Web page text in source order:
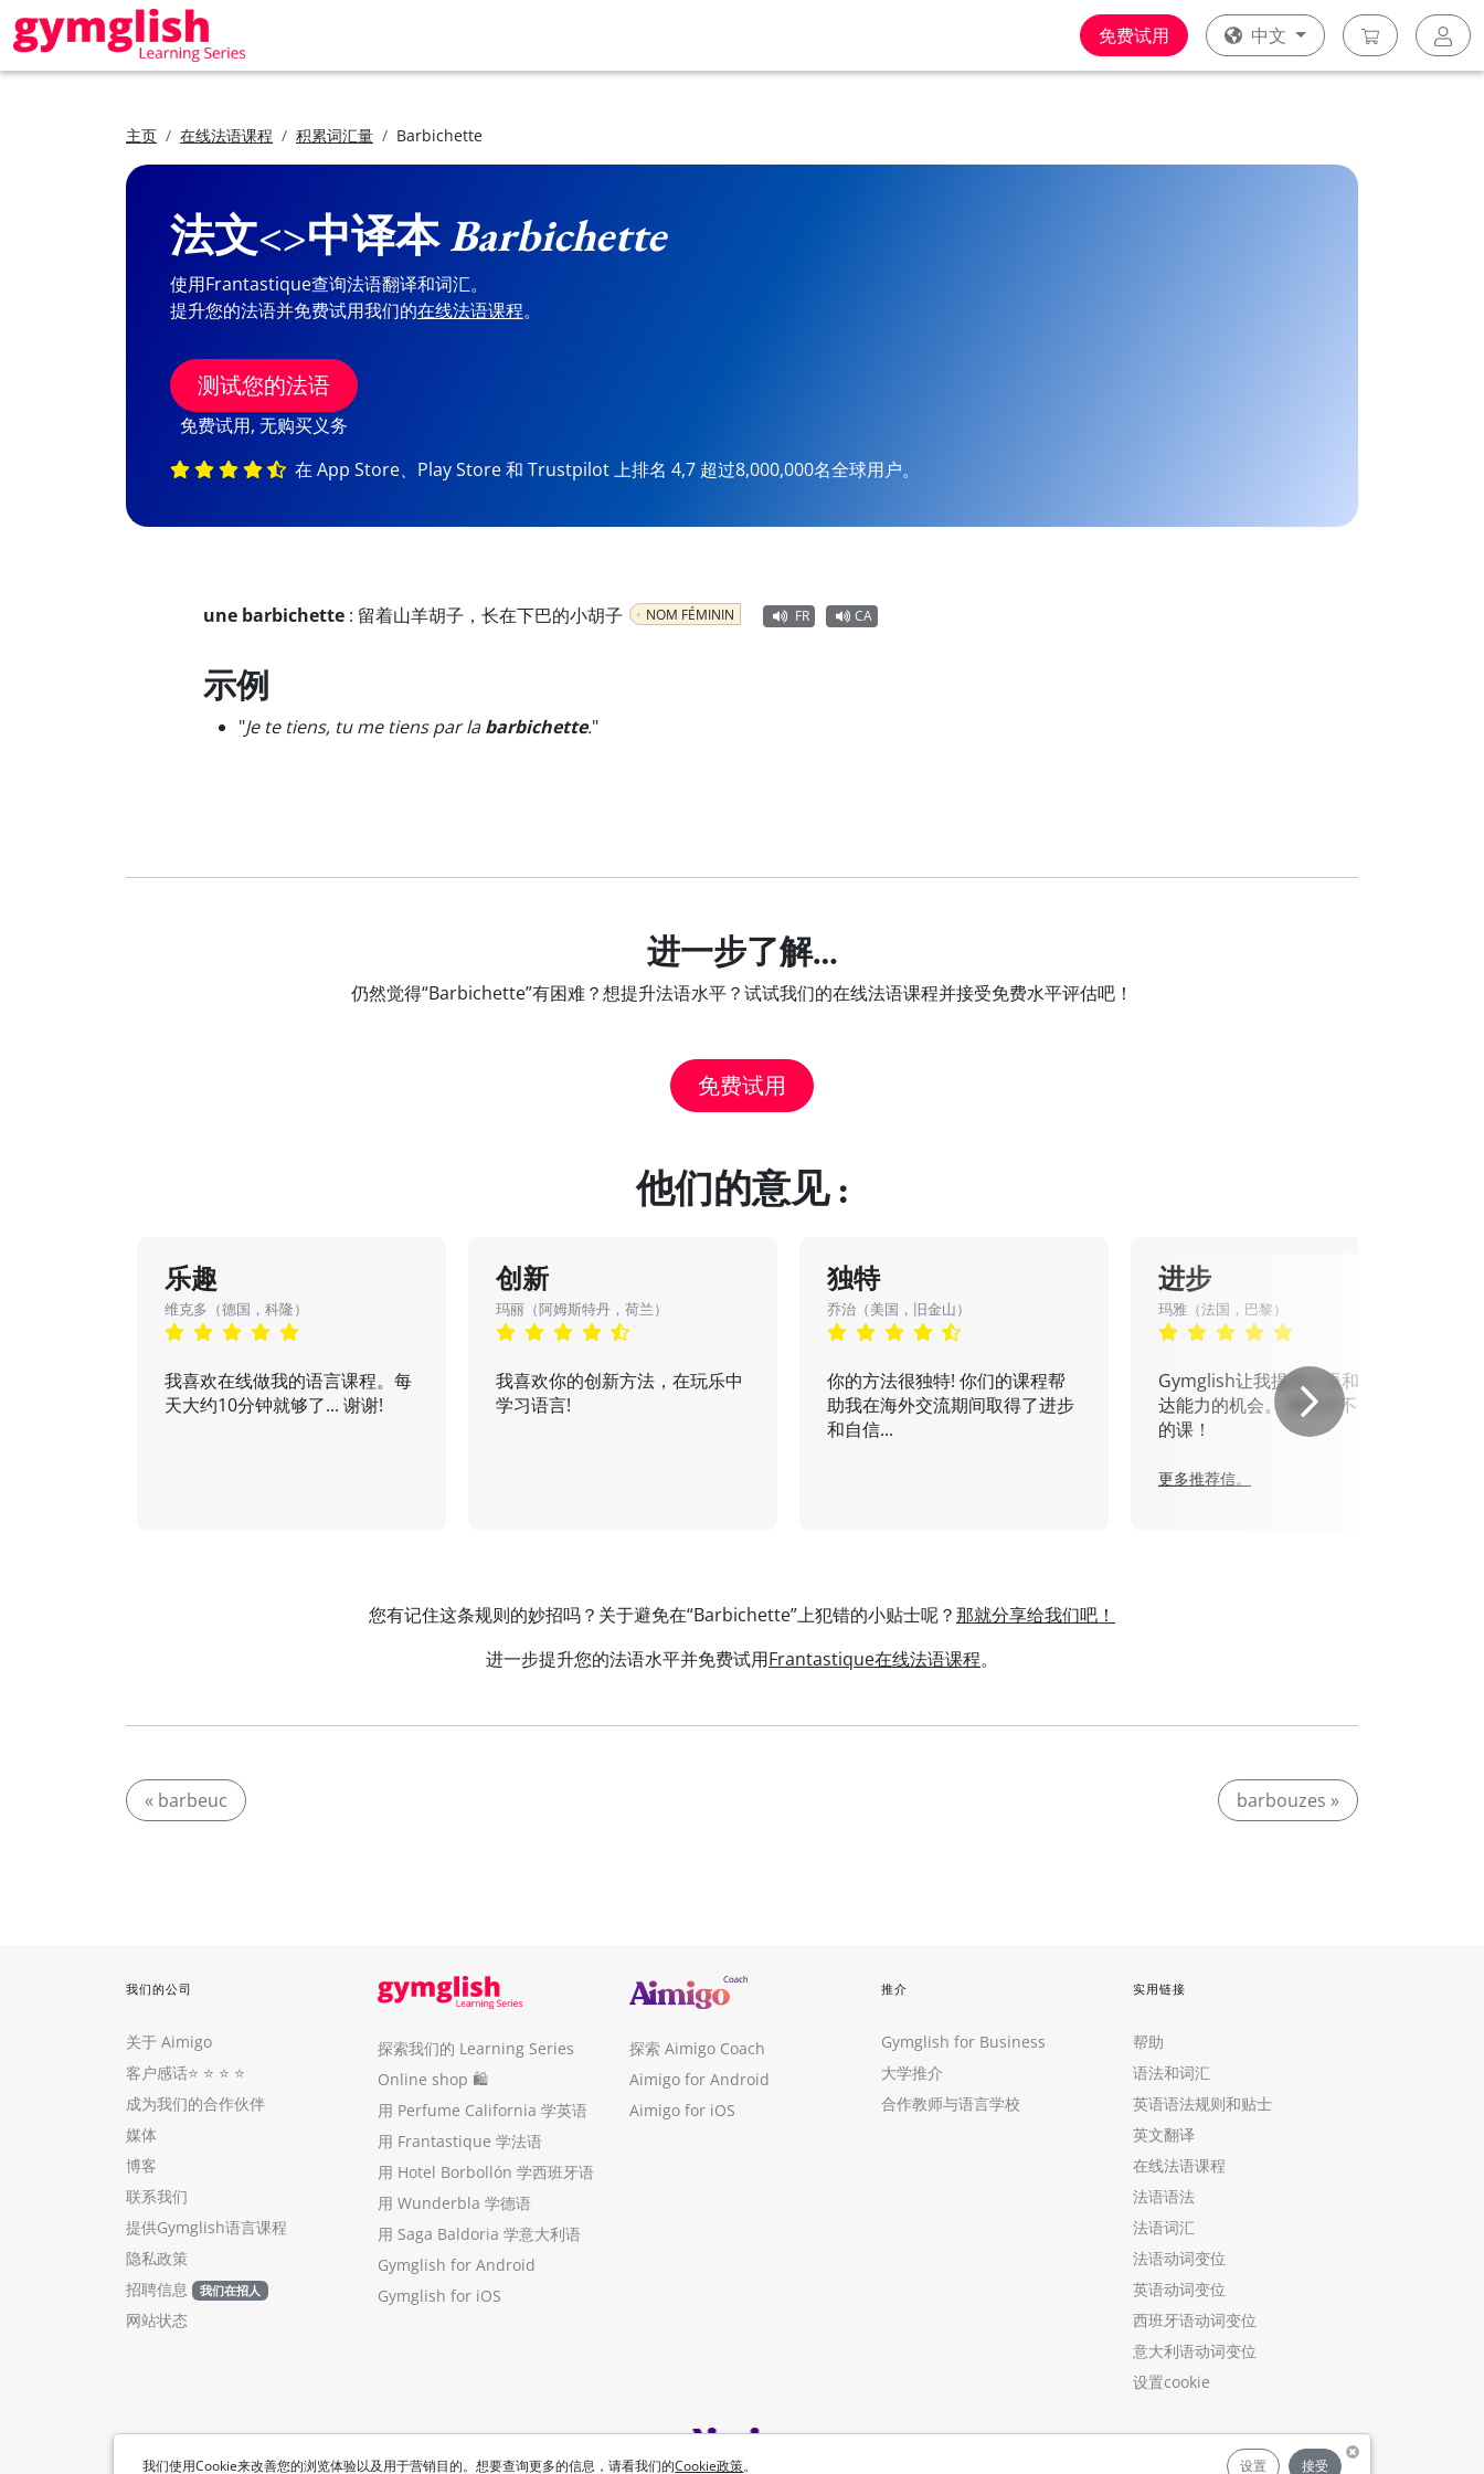
免费试用 中文
主页 在线法语课程 积累词汇量 Barbichette
法文<>中译本Barbichette
使用Frantastique查询法语翻译和词汇。
提升您的法语并免费试用我们的在线法语课程。
测试您的法语
免费试用, 无购买义务
在 App Store、Play Store 和 Trustpilot 上排名 4,7 超过8,000,000名全球用户。
une barbichette : 留着山羊胡子，长在下巴的小胡子 NOM FÉMININ FR CA
示例
"Je te tiens, tu me tiens par labarbichette."
进一步了解…
仍然觉得“Barbichette”有困难？想提升法语水平？试试我们的在线法语课程并接受免费水平评估吧！
免费试用
他们的意见 :
乐趣
维克多（德国，科隆）
我喜欢在线做我的语言课程。每
天大约10分钟就够了... 谢谢!
创新
玛丽（阿姆斯特丹，荷兰）
我喜欢你的创新方法，在玩乐中
学习语言!
独特
乔治（美国，旧金山）
你的方法很独特! 你们的课程帮
助我在海外交流期间取得了进步
和自信...
进步
玛雅（法国，巴黎）
Gymglish让我提高口语和书面表
达能力的机会。 我绝对不会错过
的课！
更多推荐信。
您有记住这条规则的妙招吗？关于避免在“Barbichette”上犯错的小贴士呢？那就分享给我们吧！
进一步提升您的法语水平并免费试用Frantastique在线法语课程。
« barbeuc barbouzes »
我们使用Cookie来改善您的浏览体验以及用于营销目的。想要查询更多的信息，请看我们的Cookie政策。 设置 接受
我们的公司
关于 Aimigo
客户感话⭐️ ⭐️ ⭐️ ⭐️
成为我们的合作伙伴
媒体
博客
联系我们
提供Gymglish语言课程
隐私政策
招聘信息
我们在招人
网站状态
探索我们的 Learning Series
Online shop 🛍
用 Perfume California 学英语
用 Frantastique 学法语
用 Hotel Borbollón 学西班牙语
用 Wunderbla 学德语
用 Saga Baldoria 学意大利语
Gymglish for Android
Gymglish for iOS
探索 Aimigo Coach
Aimigo for Android
Aimigo for iOS
推介
Gymglish for Business
大学推介
合作教师与语言学校
实用链接
帮助
语法和词汇
英语语法规则和贴士
英文翻译
在线法语课程
法语语法
法语词汇
法语动词变位
英语动词变位
西班牙语动词变位
意大利语动词变位
设置cookie